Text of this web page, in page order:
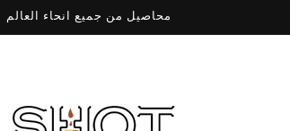
محاصيل من جميع انحاء العالم